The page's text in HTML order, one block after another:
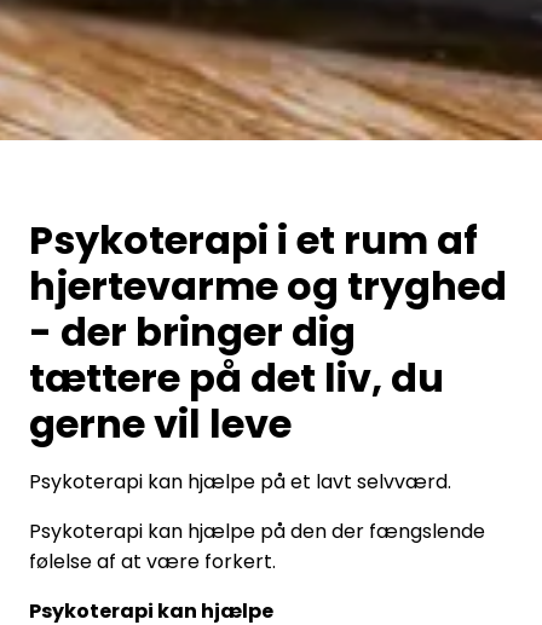
Psykoterapi i et rum af
hjertevarme og tryghed
- der bringer dig
tættere på det liv, du
gerne vil leve
Psykoterapi kan hjælpe på et lavt selvværd.
Psykoterapi kan hjælpe på den der fængslende
følelse af at være forkert.
Psykoterapi kan hjælpe